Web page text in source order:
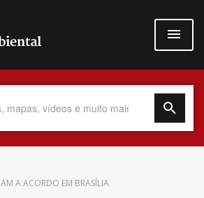
A ACORDO EM BRASÍLIA